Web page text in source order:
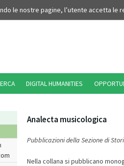
le nostre pagine, l’utente accetta le
Analecta musicologica
Pubblicazioni della Sezione di
Nella collana si pubblicano
DIGITAL HUMANITIES